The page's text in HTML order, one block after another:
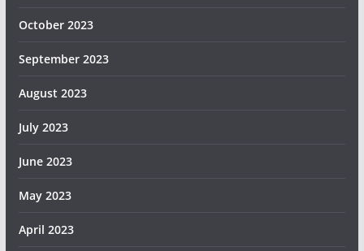
October 2023
September 2023
August 2023
July 2023
June 2023
May 2023
April 2023